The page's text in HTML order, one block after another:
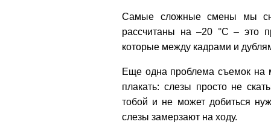
Самые сложные смены мы
рассчитаны на –20 °С – это
которые между кадрами и
Еще одна проблема съемок на
плакать: слезы просто не
тобой и не может добиться
слезы замерзают на ходу.